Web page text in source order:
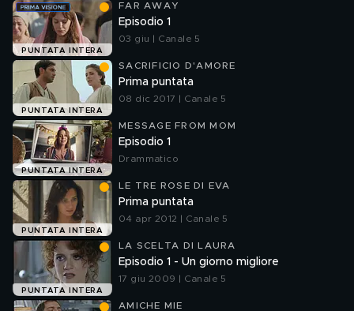
PUNTATA INTERA
FAR AWAY
Episodio 1
03 giu | Canale 5
PUNTATA INTERA
SACRIFICIO D'AMORE
Prima puntata
08 dic 2017 | Canale 5
PUNTATA INTERA
MESSAGE FROM MOM
Episodio 1
Drammatico
PUNTATA INTERA
LE TRE ROSE DI EVA
Prima puntata
04 apr 2012 | Canale 5
PUNTATA INTERA
LA SCELTA DI LAURA
Episodio 1 - Un giorno migliore
17 giu 2009 | Canale 5
AMICHE MIE